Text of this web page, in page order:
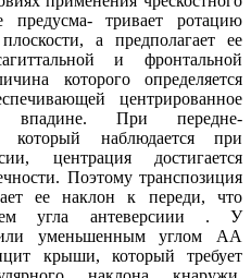
предусма- тривает ротацию
а предполагает ее
и фронтальной
которого определяется
центрированное
впадине. При передне-
который наблюдается при
центрация достигается
Поэтому транспозиция
ее наклон к переди, что
угла антеверсиии . У
уменьшенным углом АА
крыши, который требует